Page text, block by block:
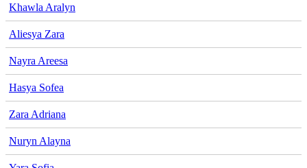
Khawla Aralyn
Aliesya Zara
Nayra Areesa
Hasya Sofea
Zara Adriana
Nuryn Alayna